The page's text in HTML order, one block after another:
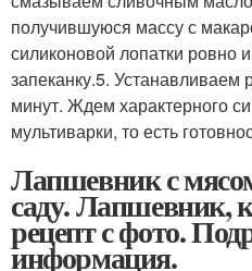
получившуюся массу с
силиконовой лопатки ровно
запеканку.5.
минут. Ждем характерного
мультиварки, то есть
Лапшевник с
саду. Лапшевник,
рецепт с фото.
информация.